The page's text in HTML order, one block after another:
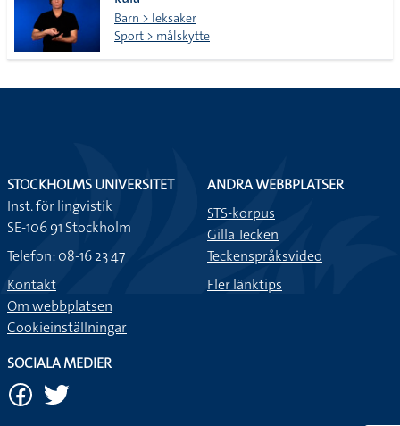
lista
Barn > leksaker
Sport > målskytte
STOCKHOLMS UNIVERSITET
Inst. för lingvistik
SE-106 91 Stockholm
Telefon: 08-16 23 47
Kontakt
Om webbplatsen
Cookieinställningar
ANDRA WEBBPLATSER
STS-korpus
Gilla Tecken
Teckenspråksvideo
Fler länktips
SOCIALA MEDIER